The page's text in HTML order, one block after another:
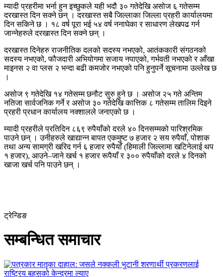
म्यादी प्रहरीमा भर्ना हुन इच्छुकले यही भदौ ३० गतेदेखि असोज ६ गतेसम्म
दरखास्त दिन सक्ने छन् । दरखास्त सबै जिल्लाका जिल्ला प्रहरी कार्यालयमा
दिन सकिने छ । १८ वर्ष पूरा भई ५४ वर्ष ननाघेका र साधारण लेखपढ गर्न
जान्नेहरुले दरखास्त दिन सक्ने छन् ।
दरखास्त दिनेहरु राजनीतिक दलको सदस्य नभएको, आतंककारी संगठनको
सदस्य नभएको, फौजदारी अभियोगमा सजाय नपाएको, गर्भवती नभएको र आँखा
माइनस २ वा प्लस २ भन्दा बढी कमजोर नभएको पनि हुनुपर्ने सूचनामा उल्लेख छ
।
असोज ९ गतेदेखि १४ गतेसम्म छनौट सुरु हुने छ । असोज २५ गते अन्तिम
नतिजा सार्वजनिक गर्ने र असोज ३० गतेदेखि कात्तिक ८ गतेसम्म तालिम दिइने
प्रहरी प्रधान कार्यालय नक्शालले जनाएको छ ।
म्यादी प्रहरीले प्रतिदिन ८६९ रुपैयाँको दरले ४० दिनसम्मको पारिश्रमिक
पाउने छन् । उनीहरुले खाद्यान्न बापत एकमुष्ट ७ हजार २ सय रुपैयाँ, पोशाक
तथा अन्य सामग्री खरिद गर्न ६ हजार रुपैयाँ (हिमाली जिल्लामा खटिनेलाई थप
१ हजार), आउने–जाने खर्च १ हजार रूपैयाँ र ३०० रुपैयाँको दरले ४ दिनको
खाजा खर्च पनि पाउने छन् ।
ट्रेन्डिङ
सम्बन्धित समाचार